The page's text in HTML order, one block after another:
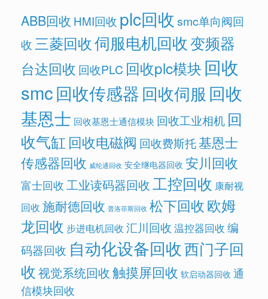
ABB回收 HMI回收 plc回收 smc单向阀回
收三菱回收伺服电机回收变频器
台达回收 回收PLC 回收plc模块 回收
smc回收传感器回收伺服 回收
基恩士 回收基恩士通信模块 回收工业相机 回
收气缸 回收电磁阀 回收费斯托基恩士
传感器回收 威纶通回收 安全继电器回收 安川回收
富士回收工业读码器回收工控回收 康耐视
回收 施耐德回收 普洛菲斯回收 松下回收欧姆
龙回收 步进电机回收 汇川回收 温控器回收 编
码器回收 自动化设备回收西门子回
收视觉系统回收触摸屏回收 软启动器回收 通
信模块回收